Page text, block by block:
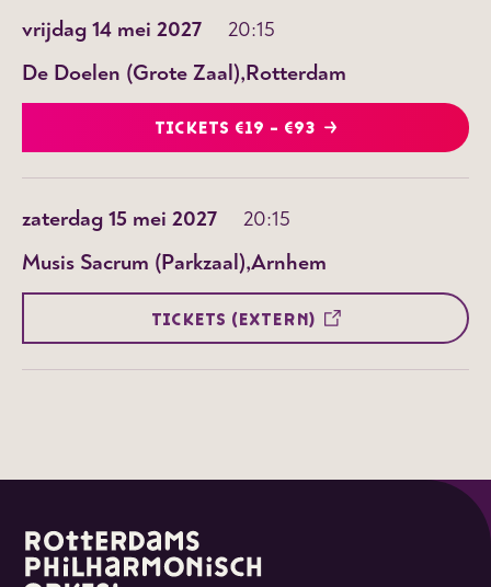
vrijdag 14 mei 2027
20:15
Rotterdam
De Doelen (Grote Zaal)
TICKETS €19 - €93
zaterdag 15 mei 2027
20:15
Arnhem
Musis Sacrum (Parkzaal)
TICKETS (EXTERN)